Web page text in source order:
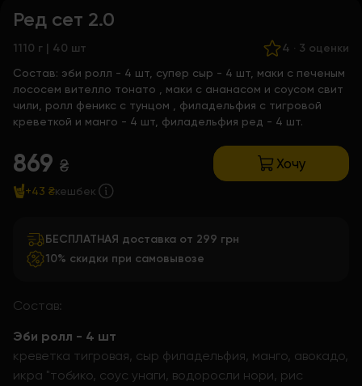
Ред сет 2.0
1110 г | 40 шт 4 · 3 оценки
Состав: эби ролл - 4 шт, супер сыр - 4 шт, маки с печеным
лососем вителло тонато , маки с ананасом и соусом свит
чили, ролл феникс с тунцом , филадельфия с тигровой
креветкой и манго - 4 шт, филадельфия ред - 4 шт.
869 ₴ Хочу
+43 ₴кешбек
БЕСПЛАТНАЯ доставка от 299 грн
10% скидки при самовывозе
Состав:
Эби ролл - 4 шт
креветка тигровая, сыр филадельфия, манго, авокадо,
икра "тобико, соус унаги, водоросли нори, рис